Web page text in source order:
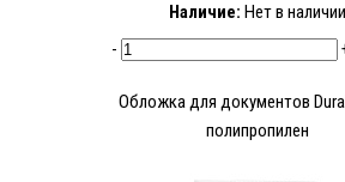
Наличие: Нет в наличии
-
Обложка для документов
полипропилен